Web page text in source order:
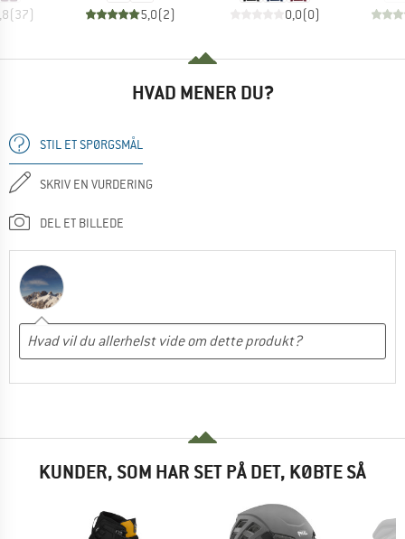
(37) 5,0(2) 0,0(0)
HVAD MENER DU?
STIL ET SPØRGSMÅL
SKRIV EN VURDERING
DEL ET BILLEDE
KUNDER, SOM HAR SET PÅ DET, KØBTE SÅ